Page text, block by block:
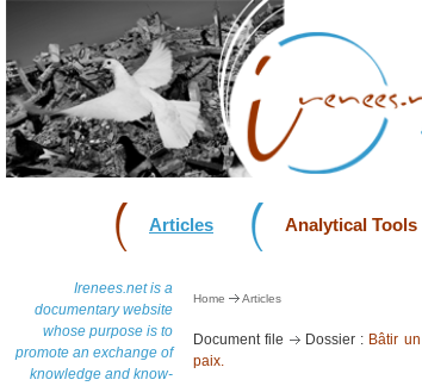
Articles Analytical Tools
Irenees.net is a
documentary website
whose purpose is to
promote an exchange of
knowledge and know-
Home Articles
Document file Dossier : Bâtir
paix.